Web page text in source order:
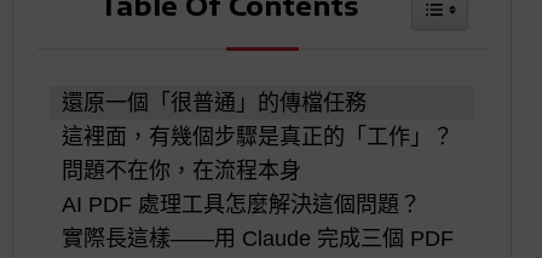
覽還原一個「很普通」的傳檔任務
這裡面，有幾個步驟是真正的「工作」？
問題不在你，在流程本身
AI PDF 處理工具怎麼解決這個問題？
實際長這樣——用 Claude 完成三個 PDF